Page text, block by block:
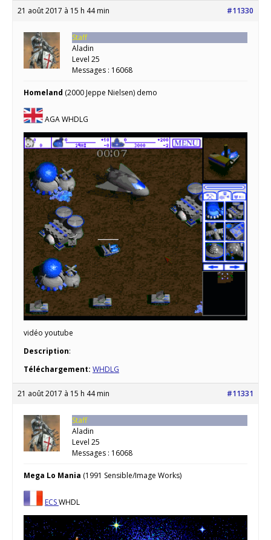
21 août 2017 à 15 h 44 min #11330
Staff
Aladin
Level 25
Messages : 16068
Homeland (2000 Jeppe Nielsen) demo
AGA WHDLG
vidéo youtube
Description:
Téléchargement: WHDLG
21 août 2017 à 15 h 44 min #11331
Staff
Aladin
Level 25
Messages : 16068
Mega Lo Mania (1991 Sensible/Image Works)
ECSWHDL